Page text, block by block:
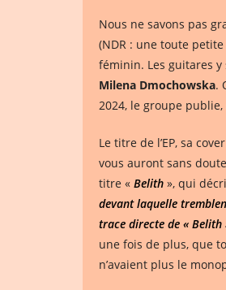
Nous ne savons pas
(NDR : une toute
féminin. Les guitares
Milena Dmochowska.
2024, le groupe
Le titre de l’EP, sa
vous auront sans
titre « Belith », qui
devant laquelle
trace directe de « Belith
une fois de plus, que
n’avaient plus le